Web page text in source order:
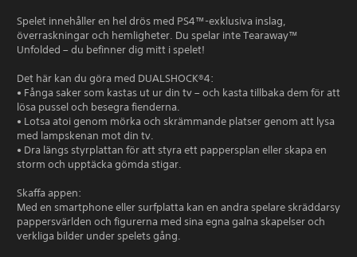
Spelet innehåller en hel drös med PS4™-exklusiva inslag,
överraskningar och hemligheter. Du spelar inte Tearaway™
Unfolded – du befinner dig mitt i spelet!
Det här kan du göra med DUALSHOCK®4:
• Fånga saker som kastas ut ur din tv – och kasta tillbaka dem för att
lösa pussel och besegra fienderna.
• Lotsa atoi genom mörka och skrämmande platser genom att lysa
med lampskenan mot din tv.
• Dra längs styrplattan för att styra ett pappersplan eller skapa en
storm och upptäcka gömda stigar.
Skaffa appen:
Med en smartphone eller surfplatta kan en andra spelare skräddarsy
pappersvärlden och figurerna med sina egna galna skapelser och
verkliga bilder under spelets gång.